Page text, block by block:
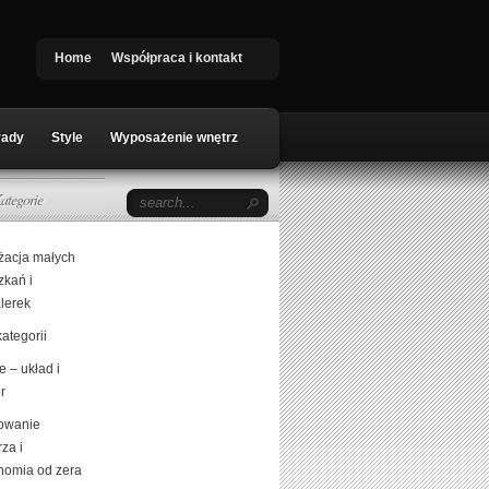
Home Współpraca i kontakt
Style Wyposażenie wnętrz
małych
i
– układ i
i
od zera